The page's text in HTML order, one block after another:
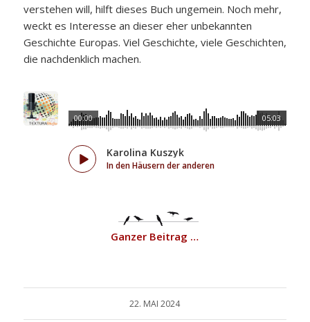
verstehen will, hilft dieses Buch ungemein. Noch mehr,
weckt es Interesse an dieser eher unbekannten
Geschichte Europas. Viel Geschichte, viele Geschichten,
die nachdenklich machen.
05:03
00:00
Karolina Kuszyk
In den Häusern der anderen
Ganzer Beitrag …
22. MAI 2024